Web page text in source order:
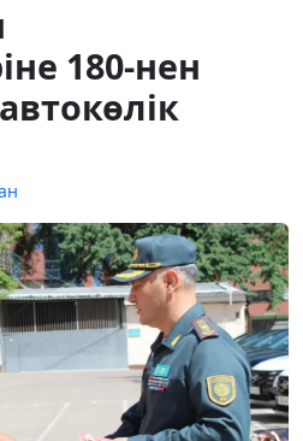
180-нен